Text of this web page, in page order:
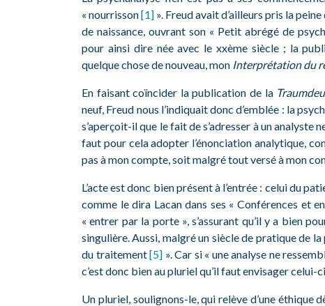
« nourrisson[1] ». Freud avait d’ailleurs pris la
de naissance, ouvrant son « Petit abrégé de
pour ainsi dire née avec le xxème siècle ; la
quelque chose de nouveau, mon Interprétation du
En faisant coïncider la publication de la
neuf, Freud nous l’indiquait donc d’emblée : la
s’aperçoit-il que le fait de s’adresser à un
faut pour cela adopter l’énonciation analytique,
pas à mon compte, soit malgré tout versé à mon
L’acte est donc bien présent à l’entrée : celui du
comme le dira Lacan dans ses « Conférences et
« entrer par la porte », s’assurant qu’il y a bien
singulière. Aussi, malgré un siècle de pratique de
du traitement[5] ». Car si « une analyse ne
c’est donc bien au pluriel qu’il faut envisager celui-
Un pluriel, soulignons-le, qui relève d’une éthique